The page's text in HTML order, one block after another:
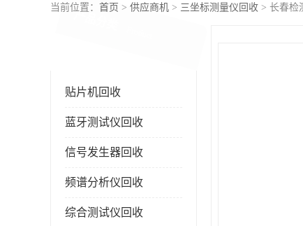
当前位置： 首页 > 供应商机 > 三坐标测量仪回收 > 长春检
贴片机回收
蓝牙测试仪回收
信号发生器回收
频谱分析仪回收
综合测试仪回收